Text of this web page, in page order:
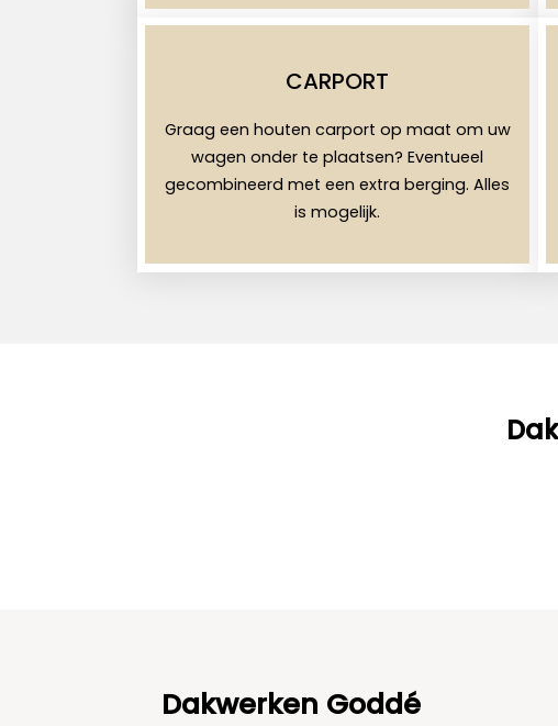
CARPORT
Graag een houten carport op maat om uw
wagen onder te plaatsen? Eventueel
gecombineerd met een extra berging. Alles
is mogelijk.
Dakwerken Goddé